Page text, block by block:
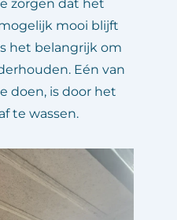
zorgen dat het
mooi blijft
het belangrijk om
Eén van
doen, is door het
te wassen.